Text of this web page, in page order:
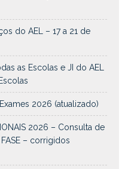
do AEL – 17 a 21 de
as Escolas e JI do AEL
2026 (atualizado)
2026 – Consulta de
– corrigidos